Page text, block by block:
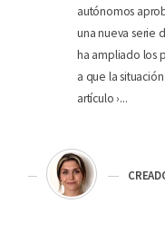
autónomos
una nueva serie
ha ampliado los
a que la
artículo ›...